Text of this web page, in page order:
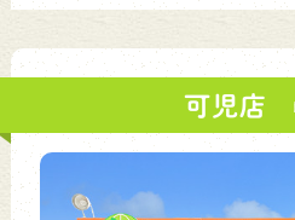
可児店